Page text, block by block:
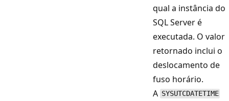
qual a instância do
SQL Server é
executada. O valor
retornado inclui o
deslocamento de
fuso horário.
A SYSUTCDATETIME